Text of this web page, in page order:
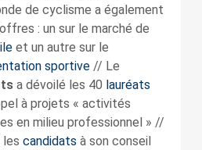
de cyclisme a également
: un sur le marché de
et un autre sur le
sportive// Le
a dévoilé les 40 lauréats
à projets « activités
en milieu professionnel » //
les candidats à son conseil